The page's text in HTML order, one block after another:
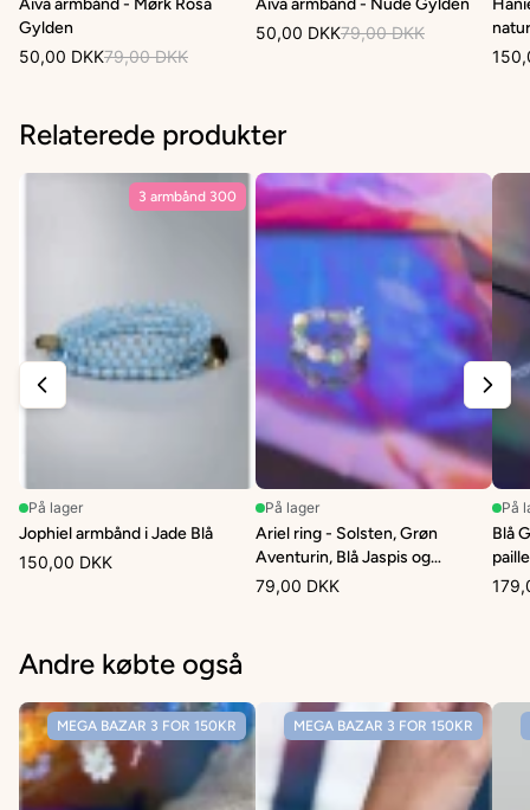
Aiva armbånd - Mørk Rosa
Gylden
50,00 DKK79,00 DKK
Aiva armbånd - Nude Gylden
50,00 DKK79,00 DKK
Relaterede produkter
3 armbånd 300
På lager
Jophiel armbånd i Jade Blå
150,00 DKK
På lager
Ariel ring - Solsten, Grøn
Aventurin, Blå Jaspis og
Glasperler
79,00 DKK
På
Blå
Andre købte også
MEGA BAZAR 3 FOR 150KR MEGA BAZAR 3 FOR 150KR